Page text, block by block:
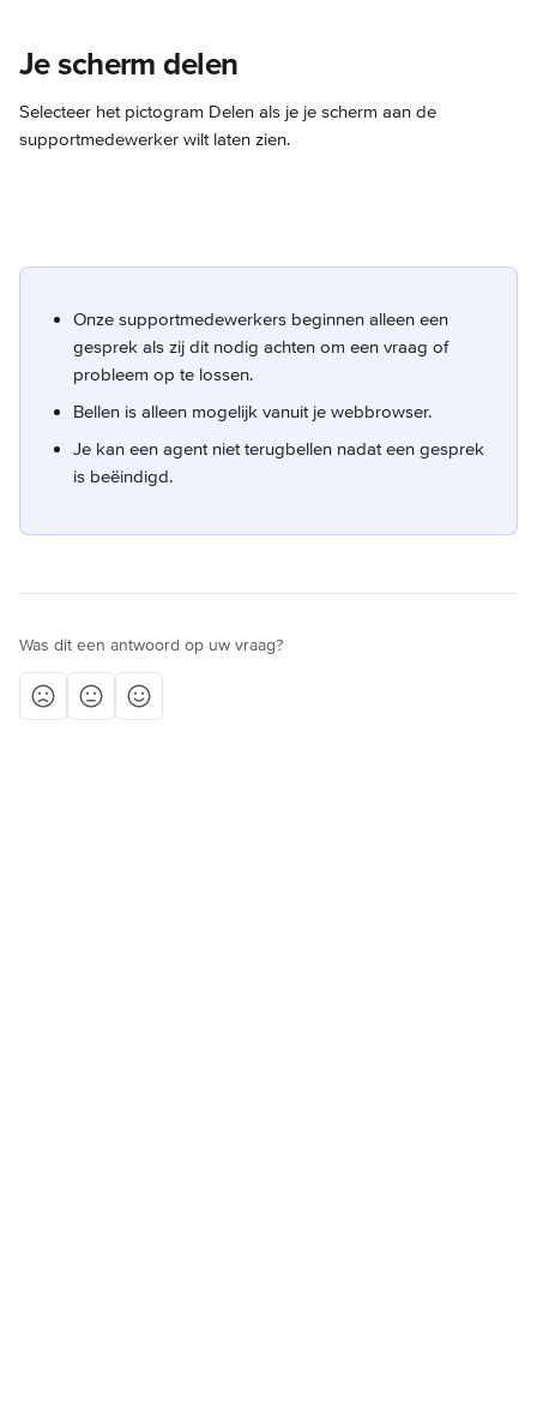
Je scherm delen
Selecteer het pictogram Delen als je je scherm aan de
supportmedewerker wilt laten zien.
Onze supportmedewerkers beginnen alleen een
gesprek als zij dit nodig achten om een vraag of
probleem op te lossen.
Bellen is alleen mogelijk vanuit je webbrowser.
Je kan een agent niet terugbellen nadat een gesprek
is beëindigd.
Was dit een antwoord op uw vraag?